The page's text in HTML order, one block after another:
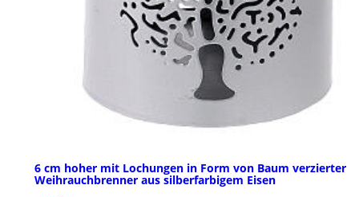
6 cm hoher mit Lochungen in Form von Baum verzierter
Weihrauchbrenner aus silberfarbigem Eisen